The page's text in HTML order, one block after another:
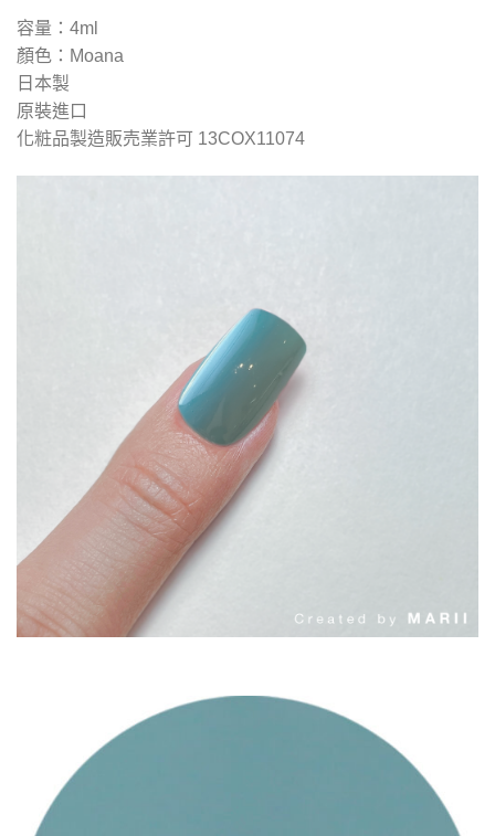
容量：4ml
顏色：Moana
日本製
原裝進口
化粧品製造販売業許可 13COX11074